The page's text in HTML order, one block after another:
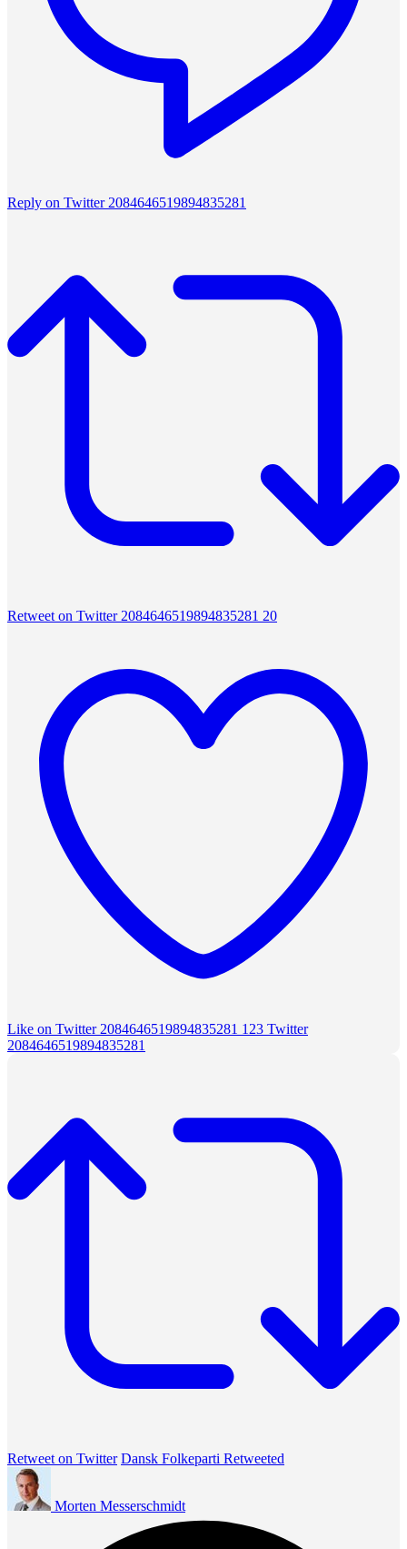
Reply on Twitter 2084646519894835281
Retweet on Twitter 2084646519894835281 20
Like on Twitter 2084646519894835281 123 Twitter
2084646519894835281
Retweet on Twitter Dansk Folkeparti Retweeted
Morten Messerschmidt